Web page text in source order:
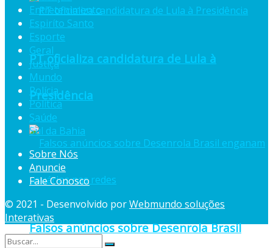
PT oficializa candidatura de Lula à
Presidência
Falsos anúncios sobre Desenrola Brasil
Entretenimento
Espiríto Santo
Esporte
Geral
Justiça
Mundo
Polícia
Política
Saúde
Sul da Bahia
Sobre Nós
Anuncie
Fale Conosco
© 2021 - Desenvolvido porWebmundo soluções
Interativas